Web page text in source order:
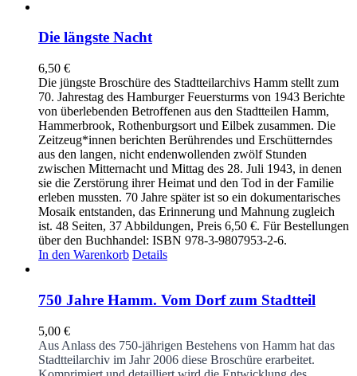
Die längste Nacht
6,50 €
Die jüngste Broschüre des Stadtteilarchivs Hamm stellt zum
70. Jahrestag des Hamburger Feuersturms von 1943 Berichte
von überlebenden Betroffenen aus den Stadtteilen Hamm,
Hammerbrook, Rothenburgsort und Eilbek zusammen. Die
Zeitzeug*innen berichten Berührendes und Erschütterndes
aus den langen, nicht endenwollenden zwölf Stunden
zwischen Mitternacht und Mittag des 28. Juli 1943, in denen
sie die Zerstörung ihrer Heimat und den Tod in der Familie
erleben mussten. 70 Jahre später ist so ein dokumentarisches
Mosaik entstanden, das Erinnerung und Mahnung zugleich
ist. 48 Seiten, 37 Abbildungen, Preis 6,50 €. Für Bestellungen
über den Buchhandel: ISBN 978-3-9807953-2-6.
In den Warenkorb Details
750 Jahre Hamm. Vom Dorf zum Stadtteil
5,00 €
Aus Anlass des 750-jährigen Bestehens von Hamm hat das
Stadtteilarchiv im Jahr 2006 diese Broschüre erarbeitet.